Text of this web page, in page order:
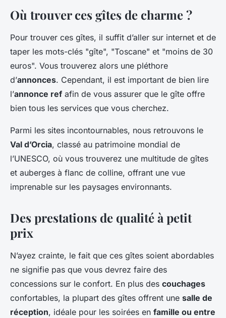
Où trouver ces gîtes de charme ?
Pour trouver ces gîtes, il suffit d’aller sur internet et de
taper les mots-clés "gîte", "Toscane" et "moins de 30
euros". Vous trouverez alors une pléthore
d’annonces. Cependant, il est important de bien lire
l’annonce ref afin de vous assurer que le gîte offre
bien tous les services que vous cherchez.
Parmi les sites incontournables, nous retrouvons le
Val d’Orcia, classé au patrimoine mondial de
l’UNESCO, où vous trouverez une multitude de gîtes
et auberges à flanc de colline, offrant une vue
imprenable sur les paysages environnants.
Des prestations de qualité à petit
prix
N’ayez crainte, le fait que ces gîtes soient abordables
ne signifie pas que vous devrez faire des
concessions sur le confort. En plus des couchages
confortables, la plupart des gîtes offrent une salle de
réception, idéale pour les soirées en famille ou entre